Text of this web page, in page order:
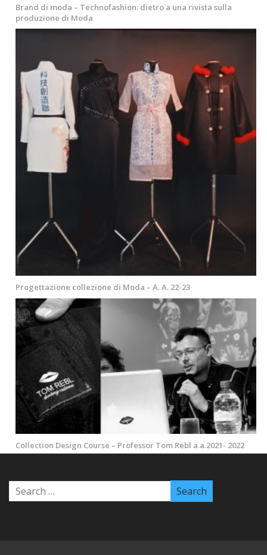
Brand di moda – Technofashion: dietro a una rivista sulla
produzione di Moda
Progettazione collezione di Moda – A. A. 22-23
Collection Design Course – Professor Tom Rebl a.a.2021- 2022